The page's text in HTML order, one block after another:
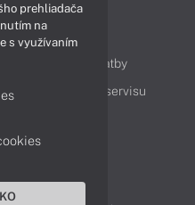
doručenia a platby
služby Cenník servisu
oddelenie
prehliadača
na
s využívaním